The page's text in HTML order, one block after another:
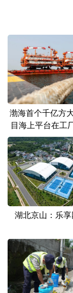
山东
广东
四川
陕西
新疆
多语种频道
English
Русский
渤海首个千亿方
目海上平台在工
湖北京山：乐